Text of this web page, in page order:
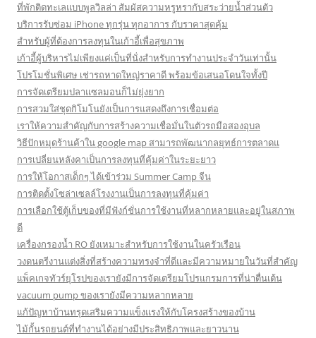
ที่พักติดทะเลแบบพูลวิลล่า สัมผัสความหรูหรากับสระว่ายน้ำส่วนตัว
บริการรับซ่อม iPhone ทุกรุ่น ทุกอาการ กับราคาสุดคุ้ม
สำหรับผู้ที่ต้องการลงทุนในเก้าอี้เพื่อสุขภาพ
เก้าอี้ผู้บริหารไม่เพียงแค่เป็นที่นั่งสำหรับการทำงานประจำวันเท่านั้น
โปรโมชั่นพิเศษ เช่ารถหาดใหญ่ราคาดี พร้อมข้อเสนอโดนใจทั้งปี
การจัดเตรียมปลาแซลมอนก็ไม่ยุ่งยาก
การสวมใส่ชุดกิโมโนยังเป็นการแสดงถึงการเชื่อมต่อ
เราให้ความสำคัญกับการสร้างความเชื่อมั่นในตัวรถมือสองอุบล
วิธีปักหมุดร้านค้าใน google map สามารถพัฒนากลยุทธ์การตลาดแ
การเปลี่ยนหลังคาเป็นการลงทุนที่คุ้มค่าในระยะยาว
การให้โอกาสเด็กๆ ได้เข้าร่วม Summer Camp จีน
การติดตั้งโซล่าเซลล์โรงงานเป็นการลงทุนที่คุ้มค่า
การเลือกใช้ตู้เก็บของที่มีฟังก์ชั่นการใช้งานที่หลากหลายและอยู่ในสภาพ
ดี
เครื่องกรองน้ำ RO ยังเหมาะสำหรับการใช้งานในครัวเรือน
วงดนตรีงานแต่งสิ่งที่สร้างความทรงจำที่ดีและมีความหมายในวันที่สำคัญ
แพ็คเกจทัวร์ยุโรปของเรายังมีการจัดเตรียมโปรแกรมการที่น่าตื่นเต้น
vacuum pump ของเรายังมีความหลากหลาย
แก้ปัญหาบ้านทรุดเสริมความแข็งแรงให้กับโครงสร้างของบ้าน
ไม้กั้นรถยนต์ที่ทำงานได้อย่างมีประสิทธิภาพและยาวนาน